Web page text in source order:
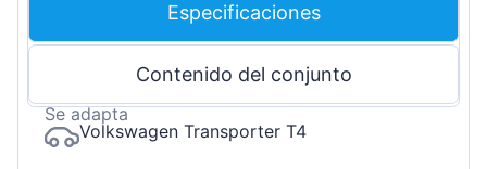
Especificaciones
Contenido del conjunto
Se adapta
Volkswagen Transporter T4